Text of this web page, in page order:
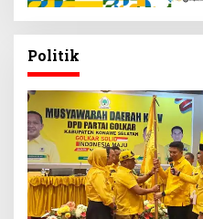
Politik